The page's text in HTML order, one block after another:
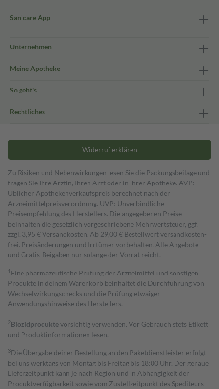
Sanicare App
Unternehmen
Meine Apotheke
So geht's
Rechtliches
Widerruf erklären
Zu Risiken und Nebenwirkungen lesen Sie die Packungsbeilage und
fragen Sie Ihre Ärztin, Ihren Arzt oder in Ihrer Apotheke. AVP:
Üblicher Apothekenverkaufspreis berechnet nach der
Arzneimittelpreisverordnung. UVP: Unverbindliche
Preisempfehlung des Herstellers. Die angegebenen Preise
beinhalten die gesetzlich vorgeschriebene Mehrwertsteuer, ggf.
zzgl. 3,95 € Versandkosten. Ab 29,00 € Bestell­wert versand­kosten­
frei. Preisänderungen und Irrtümer vorbehalten. Alle Angebote
und Gratis-Beigaben nur solange der Vorrat reicht.
1 Eine pharmazeutische Prüfung der Arzneimittel und sonstigen
Produkte in deinem Warenkorb beinhaltet die Durchführung von
Wechselwirkungschecks und die Prüfung etwaiger
Anwendungshinweise des Herstellers.
2Biozidproduktevorsichtig verwenden. Vor Gebrauch stets Etikett
und Produktinformationen lesen.
3Die Übergabe deiner Bestellung an den Paketdienstleister erfolgt
bei uns werktags von Montag bis Freitag bis 18:00 Uhr. Der genaue
Lieferzeitpunkt kann je nach Region und in Abhängigkeit der
Produktverfügbarkeit sowie vom Zustellzeitpunkt des Spediteurs